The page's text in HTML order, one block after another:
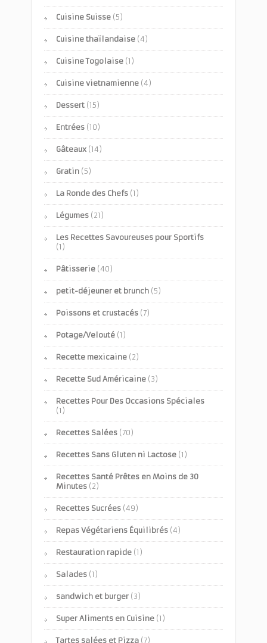
Cuisine Suisse (5)
Cuisine thaïlandaise (4)
Cuisine Togolaise (1)
Cuisine vietnamienne (4)
Dessert (15)
Entrées (10)
Gâteaux (14)
Gratin (5)
La Ronde des Chefs (1)
Légumes (21)
Les Recettes Savoureuses pour Sportifs
(1)
Pâtisserie (40)
petit-déjeuner et brunch (5)
Poissons et crustacés (7)
Potage/Velouté (1)
Recette mexicaine (2)
Recette Sud Américaine (3)
Recettes Pour Des Occasions Spéciales
(1)
Recettes Salées (70)
Recettes Sans Gluten ni Lactose (1)
Recettes Santé Prêtes en Moins de 30
Minutes (2)
Recettes Sucrées (49)
Repas Végétariens Équilibrés (4)
Restauration rapide (1)
Salades (1)
sandwich et burger (3)
Super Aliments en Cuisine (1)
Tartes salées et Pizza (7)